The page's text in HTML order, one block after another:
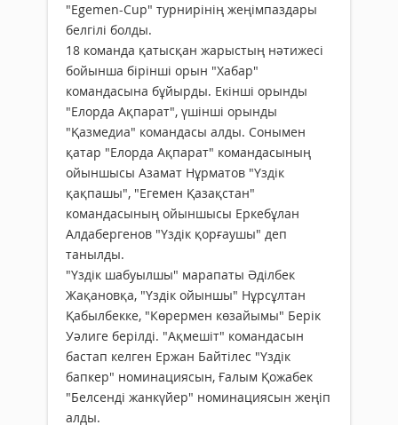
"Egemen-Cup" турнирінің жеңімпаздары
белгілі болды.
18 команда қатысқан жарыстың нәтижесі
бойынша бірінші орын "Хабар"
командасына бұйырды. Екінші орынды
"Елорда Ақпарат", үшінші орынды
"Қазмедиа" командасы алды. Сонымен
қатар "Елорда Ақпарат" командасының
ойыншысы Азамат Нұрматов "Үздік
қақпашы", "Егемен Қазақстан"
командасының ойыншысы Еркебұлан
Алдабергенов "Үздік қорғаушы" деп
танылды.
"Үздік шабуылшы" марапаты Әділбек
Жақановқа, "Үздік ойыншы" Нұрсұлтан
Қабылбекке, "Көрермен көзайымы" Берік
Уәлиге берілді. "Ақмешіт" командасын
бастап келген Ержан Байтілес "Үздік
бапкер" номинациясын, Ғалым Қожабек
"Белсенді жанкүйер" номинациясын жеңіп
алды.